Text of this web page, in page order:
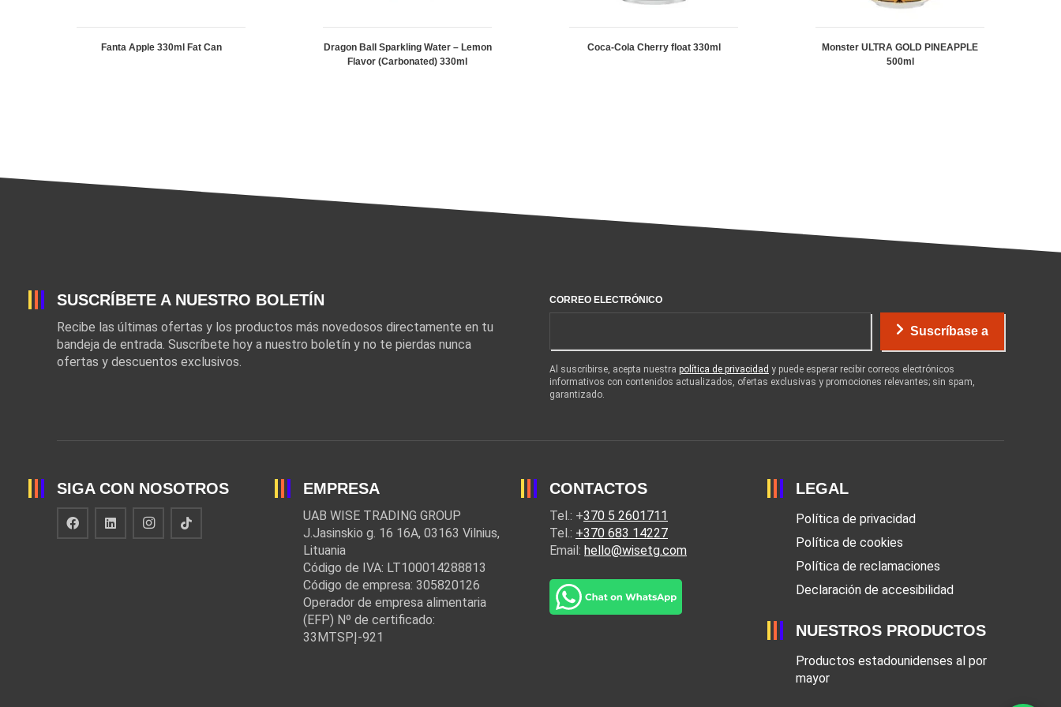
Fanta Apple 330ml Fat Can
Dragon Ball Sparkling Water – Lemon
Flavor (Carbonated) 330ml
Coca-Cola Cherry float 330ml
Monster ULTRA GOLD PINEAPPLE
500ml
SUSCRÍBETE A NUESTRO BOLETÍN
Recibe las últimas ofertas y los productos más novedosos directamente en tu
bandeja de entrada. Suscríbete hoy a nuestro boletín y no te pierdas nunca
ofertas y descuentos exclusivos.
CORREO ELECTRÓNICO
Suscríbase a
Al suscribirse, acepta nuestra política de privacidad y puede esperar recibir correos electrónicos
informativos con contenidos actualizados, ofertas exclusivas y promociones relevantes; sin spam,
garantizado.
SIGA CON NOSOTROS EMPRESA
UAB WISE TRADING GROUP
J.Jasinskio g. 16 16A, 03163 Vilnius,
Lituania
Código de IVA: LT100014288813
Código de empresa: 305820126
Operador de empresa alimentaria
(EFP) Nº de certificado:
33MTSPĮ-921
CONTACTOS
Tel.: +370 5 2601711
Tel.: +370 683 14227
Email: hello@wisetg.com
LEGAL
Política de privacidad
Política de cookies
Política de reclamaciones
Declaración de accesibilidad
NUESTROS PRODUCTOS
Productos estadounidenses al por
mayor